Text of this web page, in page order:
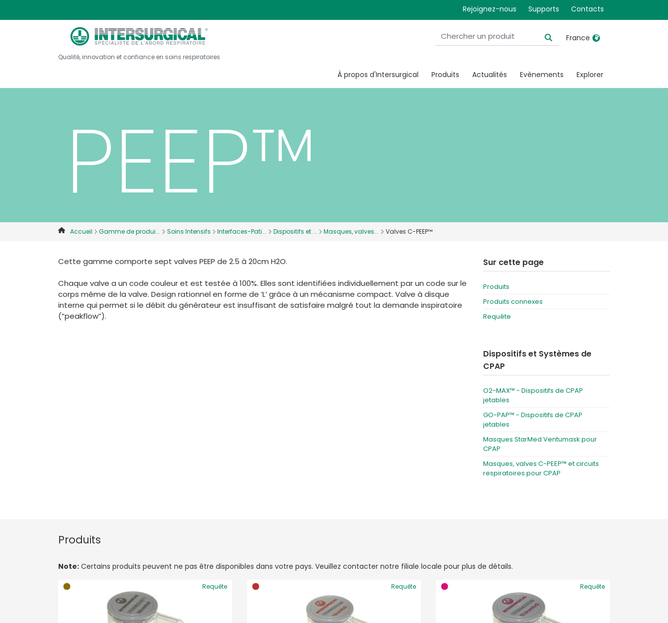
Rejoignez-nous Supports Contacts
Qualité, innovation et confiance en soins respiratoires
France
United States
Denmark
France
Italia
Russia
International English
À propos d'Intersurgical Produits Actualités Evènements Explorer
Valves C-
PEEP™
Accueil Gamme de produi... Soins Intensifs Interfaces-Pati... Dispositifs et ... Masques, valves... Valves C-PEEP™
Cette gamme comporte sept valves PEEP de 2.5 à 20cm H2O.
Chaque valve a un code couleur et est testée à 100%. Elles sont identifiées individuellement par un code sur le
corps même de la valve. Design rationnel en forme de ‘L’ grâce à un mécanisme compact. Valve à disque
interne qui permet si le débit du générateur est insuffisant de satisfaire malgré tout la demande inspiratoire
(“peakflow”).
Sur cette page
Produits
Produits connexes
Requête
Dispositifs et Systèmes de
CPAP
O2-MAX™ - Dispositifs de CPAP
jetables
GO-PAP™ - Dispositifs de CPAP
jetables
Masques StarMed Ventumask pour
CPAP
Masques, valves C-PEEP™ et circuits
respiratoires pour CPAP
Produits
Note: Certains produits peuvent ne pas être disponibles dans votre pays. Veuillez contacter notre filiale locale pour plus de détails.
Requête Requête Requête